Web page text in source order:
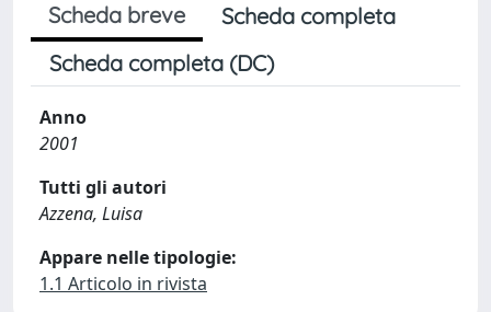
Scheda breve
Scheda completa
Scheda completa (DC)
Anno
2001
Tutti gli autori
Azzena, Luisa
Appare nelle tipologie:
1.1 Articolo in rivista